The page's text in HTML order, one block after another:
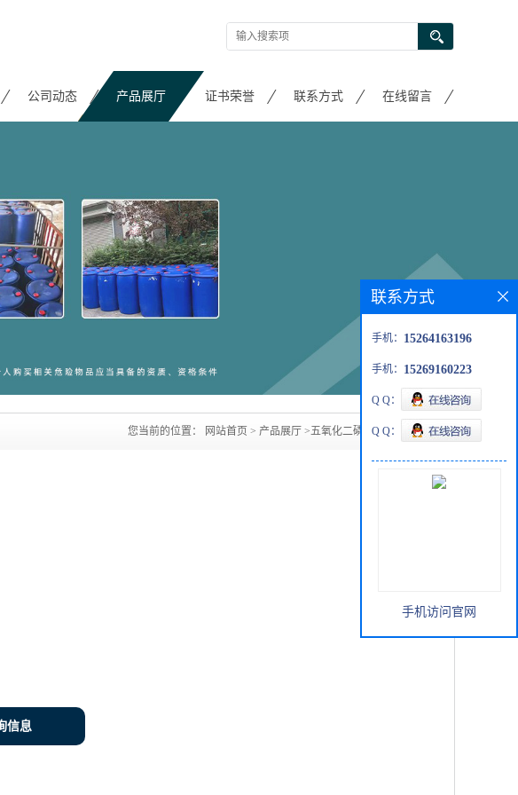
公司动态 产品展厅 证书荣誉 联系方式 在线留言
您当前的位置： 网站首页 > 产品展厅 >五氧化二磷1314-56-3
信息
联系方式
手机： 15264163196
手机： 15269160223
Q Q：
Q Q：
手机访问官网